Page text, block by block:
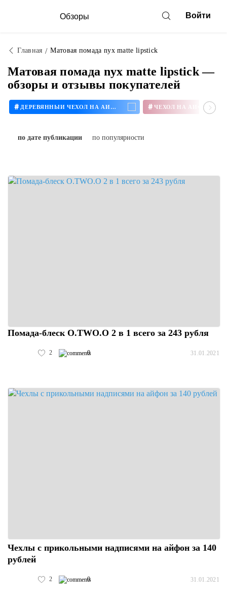
Обзоры Войти
Главная Матовая помада nyx matte lipstick
Матовая помада nyx matte lipstick —
обзоры и отзывы покупателей
# ДЕРЕВЯННЫЙ ЧЕХОЛ НА АЙФОН # ЧЕХОЛ НА АЙФОН 11
по дате публикации по популярности
Помада-блеск O.TWO.O 2 в 1 всего за 243 рубля
2 0 31.01.2021
Чехлы с прикольными надписями на айфон за 140
рублей
2 0 31.01.2021